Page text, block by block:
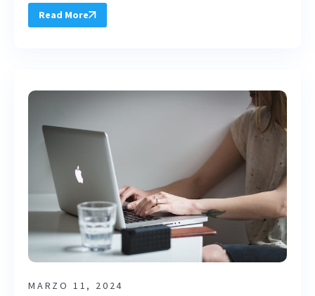
Read More
MARZO 11, 2024